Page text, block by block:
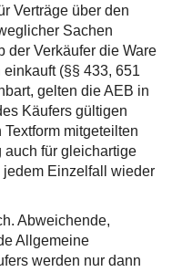
Verträge über den
Sachen
der Verkäufer die Ware
(§§ 433, 651
gelten die AEB in
Käufers gültigen
mitgeteilten
auch für gleichartige
jedem Einzelfall wieder
Abweichende,
Allgemeine
werden nur dann